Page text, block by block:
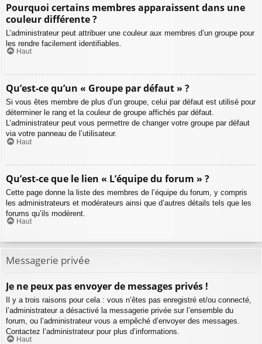
Pourquoi certains membres apparaissent dans une
couleur différente ?
L’administrateur peut attribuer une couleur aux membres d’un groupe pour
les rendre facilement identifiables.
Haut
Qu’est-ce qu’un « Groupe par défaut » ?
Si vous êtes membre de plus d’un groupe, celui par défaut est utilisé pour
déterminer le rang et la couleur de groupe affichés par défaut.
L’administrateur peut vous permettre de changer votre groupe par défaut
via votre panneau de l’utilisateur.
Haut
Qu’est-ce que le lien « L’équipe du forum » ?
Cette page donne la liste des membres de l’équipe du forum, y compris
les administrateurs et modérateurs ainsi que d’autres détails tels que les
forums qu’ils modèrent.
Haut
Messagerie privée
Je ne peux pas envoyer de messages privés !
Il y a trois raisons pour cela : vous n’êtes pas enregistré et/ou connecté,
l’administrateur a désactivé la messagerie privée sur l’ensemble du
forum, ou l’administrateur vous a empêché d’envoyer des messages.
Contactez l’administrateur pour plus d’informations.
Haut